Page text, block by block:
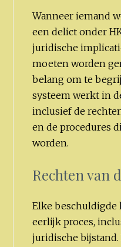
Wanneer iemand
een delict onder
juridische
moeten worden
belang om te
systeem werkt in
inclusief de
en de procedures
worden.
Rechten van
Elke beschuldigde
eerlijk proces,
juridische